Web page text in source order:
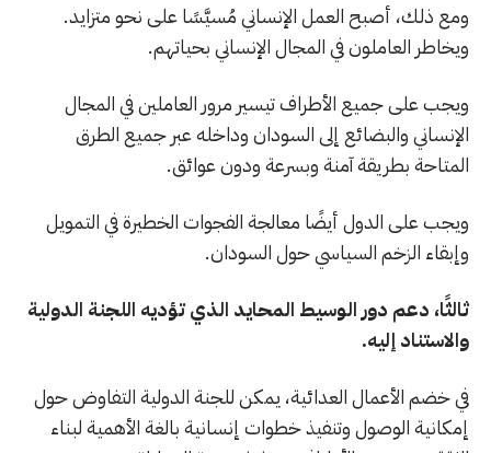
ومع ذلك، أصبح العمل الإنساني مُسيَّسًا على نحو متزايد.
ويخاطر العاملون في المجال الإنساني بحياتهم.
ويجب على جميع الأطراف تيسير مرور العاملين في المجال
الإنساني والبضائع إلى السودان وداخله عبر جميع الطرق
المتاحة بطريقة آمنة وبسرعة ودون عوائق.
ويجب على الدول أيضًا معالجة الفجوات الخطيرة في التمويل
وإبقاء الزخم السياسي حول السودان.
ثالثًا، دعم دور الوسيط المحايد الذي تؤديه اللجنة الدولية
والاستناد إليه.
في خضم الأعمال العدائية، يمكن للجنة الدولية التفاوض حول
إمكانية الوصول وتنفيذ خطوات إنسانية بالغة الأهمية لبناء